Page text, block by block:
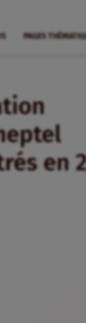
PAGES
en